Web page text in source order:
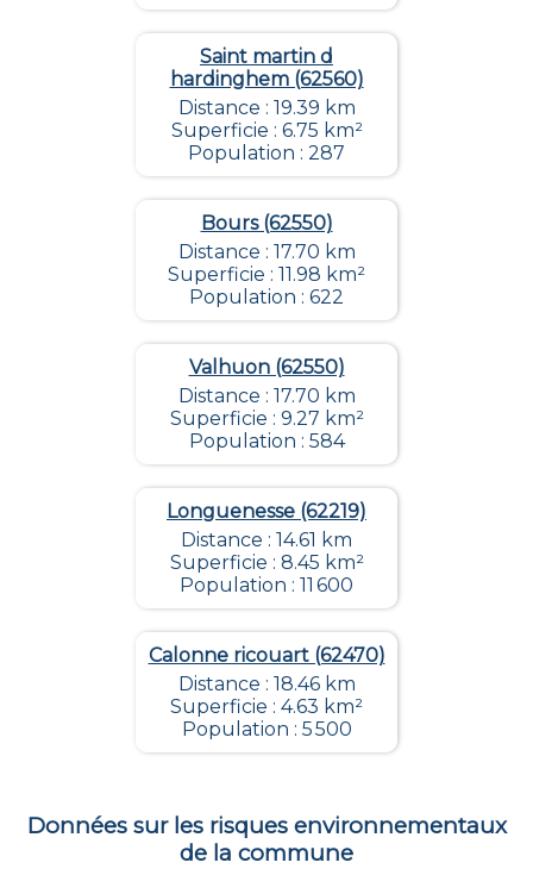
Saint martin d
hardinghem (62560)
Distance : 19.39 km
Superficie : 6.75 km²
Population : 287
Bours (62550)
Distance : 17.70 km
Superficie : 11.98 km²
Population : 622
Valhuon (62550)
Distance : 17.70 km
Superficie : 9.27 km²
Population : 584
Longuenesse (62219)
Distance : 14.61 km
Superficie : 8.45 km²
Population : 11 600
Calonne ricouart (62470)
Distance : 18.46 km
Superficie : 4.63 km²
Population : 5 500
Données sur les risques environnementaux
de la commune